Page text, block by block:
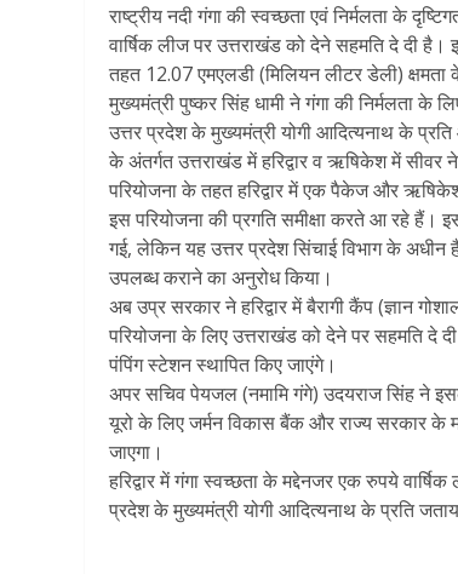
राष्ट्रीय नदी गंगा की स्वच्छता एवं निर्मलता के
वार्षिक लीज पर उत्तराखंड को देने सहमति दे दी
तहत 12.07 एमएलडी (मिलियन लीटर डेली)
मुख्यमंत्री पुष्कर सिंह धामी ने गंगा की निर्मलता के
उत्तर प्रदेश के मुख्यमंत्री योगी आदित्यनाथ के
के अंतर्गत उत्तराखंड में हरिद्वार व ऋषिकेश में
परियोजना के तहत हरिद्वार में एक पैकेज और
इस परियोजना की प्रगति समीक्षा करते आ रहे हैं।
गई, लेकिन यह उत्तर प्रदेश सिंचाई विभाग के
उपलब्ध कराने का अनुरोध किया।
अब उप्र सरकार ने हरिद्वार में बैरागी कैंप (ज्ञान
परियोजना के लिए उत्तराखंड को देने पर सहमति दे
पंपिंग स्टेशन स्थापित किए जाएंगे।
अपर सचिव पेयजल (नमामि गंगे) उदयराज सिंह ने
यूरो के लिए जर्मन विकास बैंक और राज्य सरकार के
जाएगा।
हरिद्वार में गंगा स्वच्छता के मद्देनजर एक रुपये
प्रदेश के मुख्यमंत्री योगी आदित्यनाथ के प्रति